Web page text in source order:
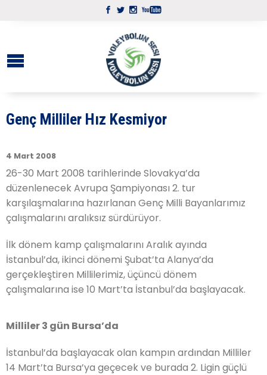
Genç Milliler Hız Kesmiyor
4 Mart 2008
26-30 Mart 2008 tarihlerinde Slovakya’da
düzenlenecek Avrupa Şampiyonası 2. tur
karşılaşmalarına hazırlanan Genç Milli Bayanlarımız
çalışmalarını aralıksız sürdürüyor.
İlk dönem kamp çalışmalarını Aralık ayında
İstanbul’da, ikinci dönemi Şubat’ta Alanya’da
gerçekleştiren Millilerimiz, üçüncü dönem
çalışmalarına ise 10 Mart’ta İstanbul’da başlayacak.
Milliler 3 gün Bursa’da
İstanbul’da başlayacak olan kampın ardından Milliler
14 Mart’ta Bursa’ya geçecek ve burada 2. Ligin güçlü